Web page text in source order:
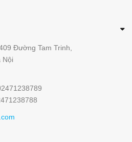
Đường Tam Trinh,
Nội